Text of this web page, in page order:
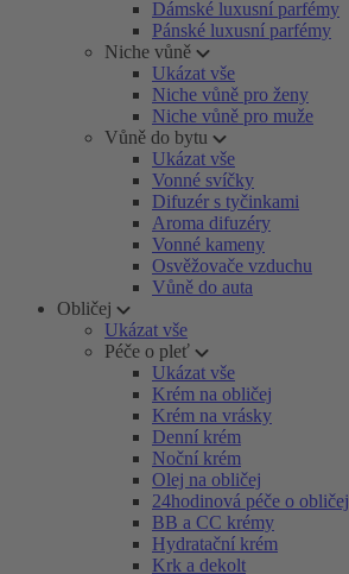
Dámské luxusní parfémy
Pánské luxusní parfémy
Niche vůně
Ukázat vše
Niche vůně pro ženy
Niche vůně pro muže
Vůně do bytu
Ukázat vše
Vonné svíčky
Difuzér s tyčinkami
Aroma difuzéry
Vonné kameny
Osvěžovače vzduchu
Vůně do auta
Obličej
Ukázat vše
Péče o pleť
Ukázat vše
Krém na obličej
Krém na vrásky
Denní krém
Noční krém
Olej na obličej
24hodinová péče o obličej
BB a CC krémy
Hydratační krém
Krk a dekolt